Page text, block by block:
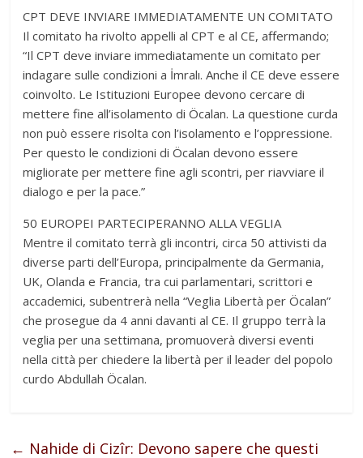
CPT DEVE INVIARE IMMEDIATAMENTE UN COMITATO
Il comitato ha rivolto appelli al CPT e al CE, affermando;
“Il CPT deve inviare immediatamente un comitato per
indagare sulle condizioni a İmralı. Anche il CE deve essere
coinvolto. Le Istituzioni Europee devono cercare di
mettere fine all’isolamento di Öcalan. La questione curda
non può essere risolta con l’isolamento e l’oppressione.
Per questo le condizioni di Öcalan devono essere
migliorate per mettere fine agli scontri, per riavviare il
dialogo e per la pace.”
50 EUROPEI PARTECIPERANNO ALLA VEGLIA
Mentre il comitato terrà gli incontri, circa 50 attivisti da
diverse parti dell’Europa, principalmente da Germania,
UK, Olanda e Francia, tra cui parlamentari, scrittori e
accademici, subentrerà nella “Veglia Libertà per Öcalan”
che prosegue da 4 anni davanti al CE. Il gruppo terrà la
veglia per una settimana, promuoverà diversi eventi
nella città per chiedere la libertà per il leader del popolo
curdo Abdullah Öcalan.
← Nahide di Cizîr: Devono sapere che questi